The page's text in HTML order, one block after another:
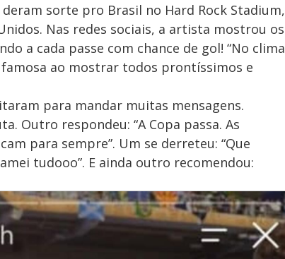
deram sorte pro Brasil no Hard Rock Stadium,
Nas redes sociais, a artista mostrou os
a cada passe com chance de gol! “No clima
famosa ao mostrar todos prontíssimos e
para mandar muitas mensagens.
Outro respondeu: “A Copa passa. As
para sempre”. Um se derreteu: “Que
tudooo”. E ainda outro recomendou: